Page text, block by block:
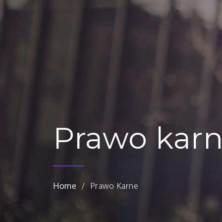
Prawo
Home Prawo Karne